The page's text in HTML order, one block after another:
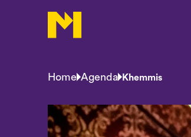
Home Agenda Khemmis